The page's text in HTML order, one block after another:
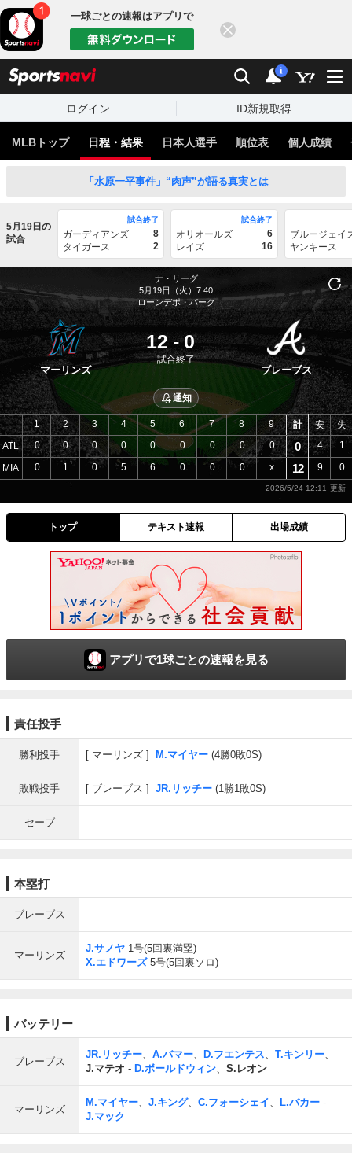
一球ごとの速報はアプリで
検索 通知
i
ログイン ID新規取得
MLBトップ 日程・結果 日本人選手 順位表 個人成績
「水原一平事件」“肉声”が語る真実とは
5月19日の
試合
試合終了
ガーディアンズ
8
タイガース
2
試合終了
オリオールズ
6
レイズ
16
ブルージェイ
ヤンキース
ナ・リーグ
5月19日（火）7:40
ローンデポ・パーク
マーリンズ
12 - 0
試合終了
ブレーブス
通知
ATL
MIA
1 2 3 4 5 6 7 8
9
0
0 0 0 0 0 0 0
0
0
1 0 5 6 0 0 0 x
計 安 失
0 4 1
12 9 0
2026/5/24 12:11
トップ テキスト速報 出場成績
アプリで1球ごとの速報を見る
責任投手
勝利投手 マーリンズ M.マイヤー (4勝0敗0S)
敗戦投手 ブレーブス JR.リッチー (1勝1敗0S)
セーブ
本塁打
ブレーブス
マーリンズ
J.サノヤ 1号(5回裏満塁)
X.エドワーズ5号(5回裏ソロ)
バッテリー
ブレーブス
JR.リッチー、 A.バマー、 D.フエンテス、 T.キンリー、
J.マテオ - D.ボールドウィン、 S.レオン
マーリンズ
M.マイヤー、 J.キング、 C.フォーシェイ、 L.バカー -
J.マック